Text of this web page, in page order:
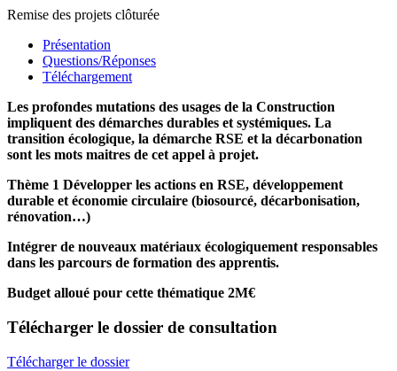
Remise des projets clôturée
Présentation
Questions/Réponses
Téléchargement
Les profondes mutations des usages de la Construction
impliquent des démarches durables et systémiques. La
transition écologique, la démarche RSE et la décarbonation
sont les mots maitres de cet appel à projet.
Thème 1 Développer les actions en RSE, développement
durable et économie circulaire (biosourcé, décarbonisation,
rénovation…)
Intégrer de nouveaux matériaux écologiquement responsables
dans les parcours de formation des apprentis.
Budget alloué pour cette thématique 2M€
Télécharger le dossier de consultation
Télécharger le dossier